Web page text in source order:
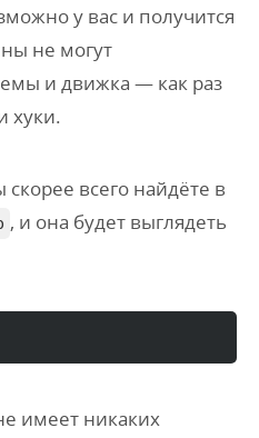
у вас и получится
не могут
и движка — как раз
хуки.
скорее всего найдёте в
, и она будет выглядеть
имеет никаких